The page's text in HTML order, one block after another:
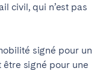
civil, qui n’est pas
signé pour un
être signé pour une